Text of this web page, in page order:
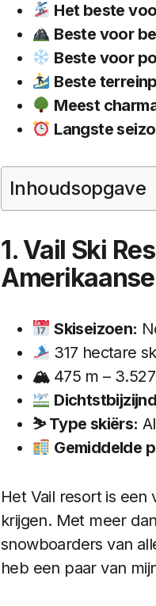
Het beste
Beste voor
Beste voor
Beste
Meest
Langste
Inhoudsopgave
1. Vail Ski
Skiseizoen:
317 hectare
🏔 475 m –
⛷ Type skiërs:
Gemiddelde
Het Vail resort is
krijgen. Met meer
snowboarders van
heb een paar van